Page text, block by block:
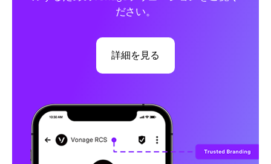
ださい。
詳細を見る